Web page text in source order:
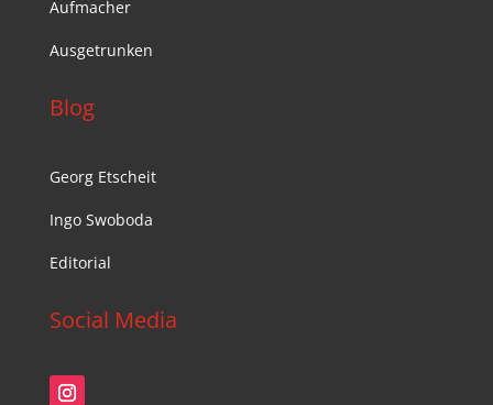
Aufmacher
Ausgetrunken
Blog
Georg Etscheit
Ingo Swoboda
Editorial
Social Media